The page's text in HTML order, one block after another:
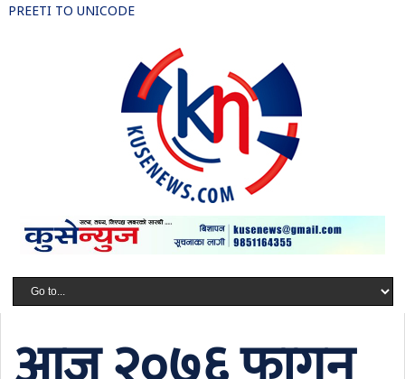
PREETI TO UNICODE